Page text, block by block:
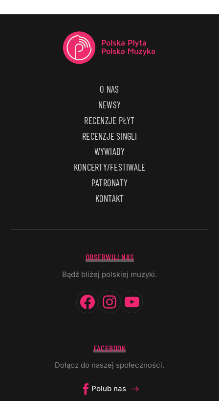
O NAS
NEWSY
RECENZJE PŁYT
RECENZJE SINGLI
WYWIADY
KONCERTY/FESTIWALE
PATRONATY
KONTAKT
OBSERWUJ NAS
Bądź bliżej polskiej muzyki.
Facebook
Instagram
FACEBOOK
Dołącz do naszej społeczności.
Polub nas